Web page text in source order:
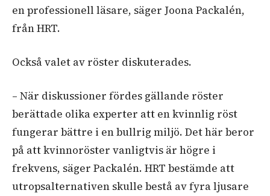
en professionell läsare, säger Joona Packalén,
från HRT.
Också valet av röster diskuterades.
– När diskussioner fördes gällande röster
berättade olika experter att en kvinnlig röst
fungerar bättre i en bullrig miljö. Det här beror
på att kvinnoröster vanligtvis är högre i
frekvens, säger Packalén. HRT bestämde att
utropsalternativen skulle bestå av fyra ljusare